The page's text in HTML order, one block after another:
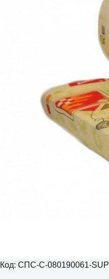
Код: СПС-С-080190061-SUP